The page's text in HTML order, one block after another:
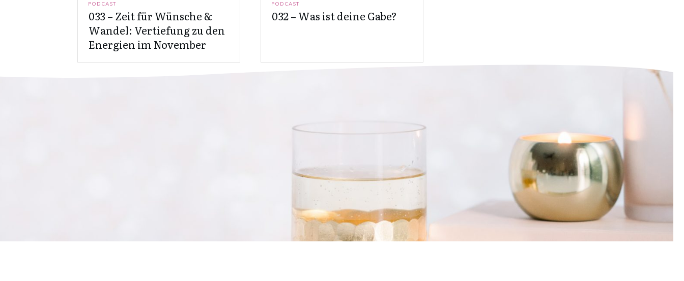
PODCAST
033 – Zeit für Wünsche &
Wandel: Vertiefung zu den
Energien im November
PODCAST
032 – Was ist deine Gabe?